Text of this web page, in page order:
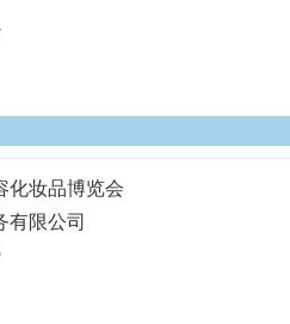
化妆品博览会
有限公司